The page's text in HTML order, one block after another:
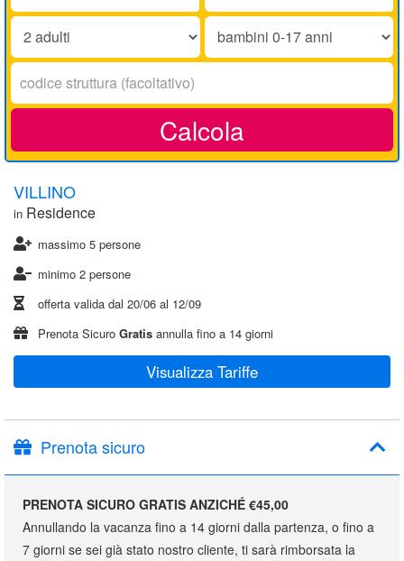
Adulti:
Bambini
17
Codice
struttura:
Calcola
VILLINO
in Residence
massimo 5 persone
minimo 2 persone
offerta valida dal 20/06 al 12/09
Prenota Sicuro Gratis annulla fino a 14 giorni
Visualizza Tariffe
Prenota sicuro
PRENOTA SICURO GRATIS ANZICHÉ €45,00
Annullando la vacanza fino a 14 giorni dalla partenza, o fino a
7 giorni se sei già stato nostro cliente, ti sarà rimborsata la